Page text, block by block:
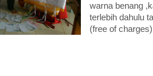
warna benang
terlebih dahulu
(free of charges)